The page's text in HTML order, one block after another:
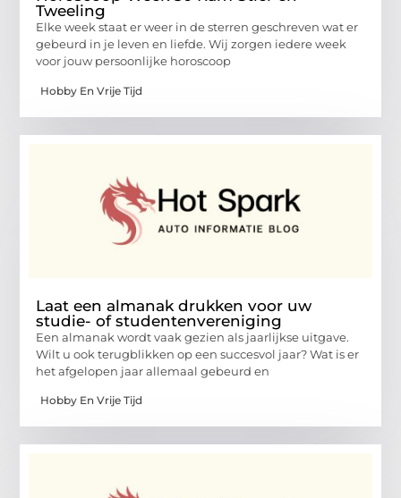
Tweeling
Elke week staat er weer in de sterren geschreven wat er
gebeurd in je leven en liefde. Wij zorgen iedere week
voor jouw persoonlijke horoscoop
Hobby En Vrije Tijd
Laat een almanak drukken voor uw
studie- of studentenvereniging
Een almanak wordt vaak gezien als jaarlijkse uitgave.
Wilt u ook terugblikken op een succesvol jaar? Wat is er
het afgelopen jaar allemaal gebeurd en
Hobby En Vrije Tijd